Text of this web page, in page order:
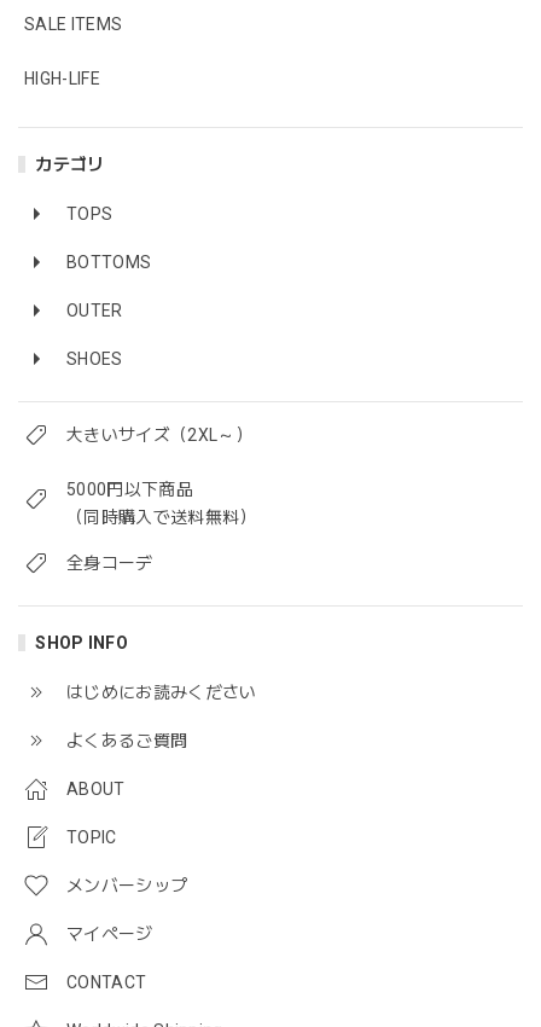
SALE ITEMS
HIGH-LIFE
カテゴリ
TOPS
BOTTOMS
OUTER
SHOES
大きいサイズ（2XL～）
5000円以下商品
（同時購入で送料無料）
全身コーデ
SHOP INFO
はじめにお読みください
よくあるご質問
ABOUT
TOPIC
メンバーシップ
マイページ
CONTACT